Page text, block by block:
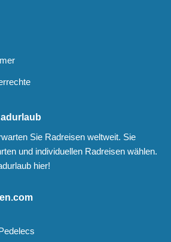
Sie Radreisen weltweit. Sie
und individuellen Radreisen wählen.
hier!